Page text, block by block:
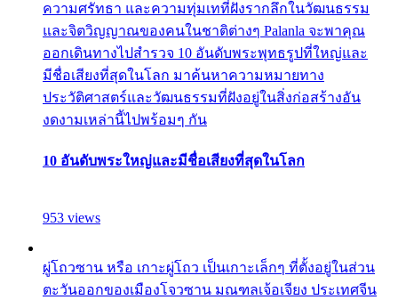
ความศรัทธา และความทุ่มเทที่ฝังรากลึกในวัฒนธรรม
และจิตวิญญาณของคนในชาติต่างๆ Palanla จะพาคุณ
ออกเดินทางไปสำรวจ 10 อันดับพระพุทธรูปที่ใหญ่และ
มีชื่อเสียงที่สุดในโลก มาค้นหาความหมายทาง
ประวัติศาสตร์และวัฒนธรรมที่ฝังอยู่ในสิ่งก่อสร้างอัน
งดงามเหล่านี้ไปพร้อมๆ กัน
10 อันดับพระใหญ่และมีชื่อเสียงที่สุดในโลก
953 views
ผู่โถวซาน หรือ เกาะผู่โถว เป็นเกาะเล็กๆ ที่ตั้งอยู่ในส่วน
ตะวันออกของเมืองโจวซาน มณฑลเจ้อเจียง ประเทศจีน